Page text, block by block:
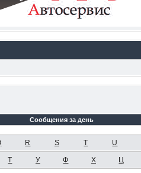
Сообщения за день
R S T U
Т У Ф Х Ц